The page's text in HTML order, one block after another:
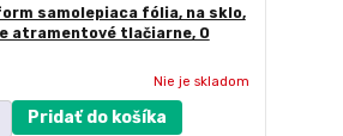
samolepiaca fólia, na sklo,
atramentové tlačiarne, O
Nie je skladom
Pridať do košíka